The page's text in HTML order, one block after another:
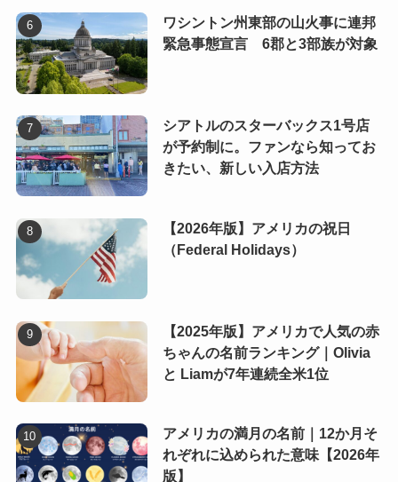
ワシントン州東部の山火事に連邦
緊急事態宣言 6郡と3部族が対象
シアトルのスターバックス1号店
が予約制に。ファンなら知ってお
きたい、新しい入店方法
【2026年版】アメリカの祝日
（Federal Holidays）
【2025年版】アメリカで人気の赤
ちゃんの名前ランキング｜Olivia
と Liamが7年連続全米1位
アメリカの満月の名前｜12か月そ
れぞれに込められた意味【2026年
版】